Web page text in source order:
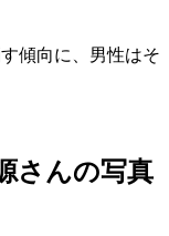
傾向に、男性はそ
さんの写真